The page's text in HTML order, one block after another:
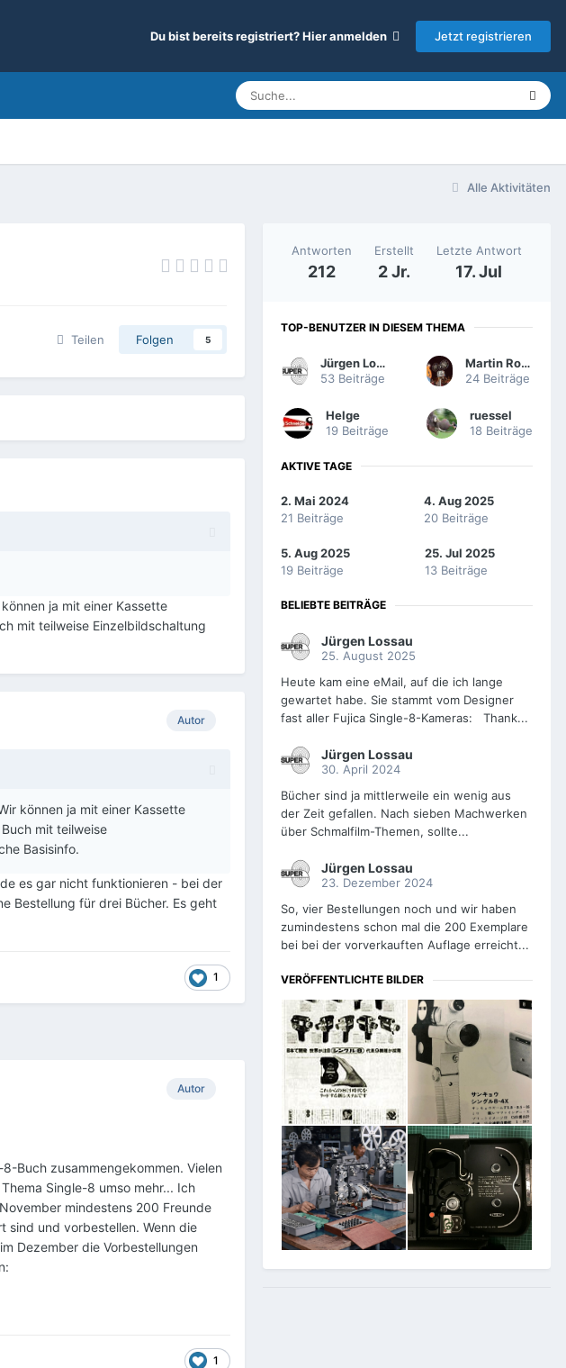
Du bist bereits registriert? Hier anmelden Jetzt registrieren
Alle Aktivitäten
Teilen Folgen 5
ja mit einer Kassette
mit teilweise Einzelbildschaltung
Autor
können ja mit einer Kassette
mit teilweise
Basisinfo.
es gar nicht funktionieren - bei der
Bestellung für drei Bücher. Es geht
1
Autor
Buch zusammengekommen. Vielen
Single-8 umso mehr... Ich
mindestens 200 Freunde
sind und vorbestellen. Wenn die
Dezember die Vorbestellungen
1
Antworten
212
Erstellt
2 Jr.
Letzte Antwort
17. Jul
TOP-BENUTZER IN DIESEM THEMA
Jürgen Lossau
53 Beiträge
Martin Rowek
24 Beiträge
Helge
19 Beiträge
ruessel
18 Beiträge
AKTIVE TAGE
2. Mai 2024
21 Beiträge
4. Aug 2025
20 Beiträge
5. Aug 2025
19 Beiträge
25. Jul 2025
13 Beiträge
BELIEBTE BEITRÄGE
Jürgen Lossau
25. August 2025
Heute kam eine eMail, auf die ich lange
gewartet habe. Sie stammt vom Designer
fast aller Fujica Single-8-Kameras: Thank...
Jürgen Lossau
30. April 2024
Bücher sind ja mittlerweile ein wenig aus
der Zeit gefallen. Nach sieben Machwerken
über Schmalfilm-Themen, sollte...
Jürgen Lossau
23. Dezember 2024
So, vier Bestellungen noch und wir haben
zumindestens schon mal die 200 Exemplare
bei bei der vorverkauften Auflage erreicht...
VERÖFFENTLICHTE BILDER